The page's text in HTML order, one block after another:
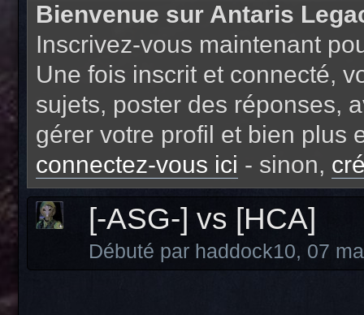
Bienvenue sur Antaris
Inscrivez-vous maintenant
Une fois inscrit et connecté,
sujets, poster des réponses,
gérer votre profil et bien plus
connectez-vous ici - sinon,
[-ASG-] vs [HCA]
Débuté par haddock10, 07